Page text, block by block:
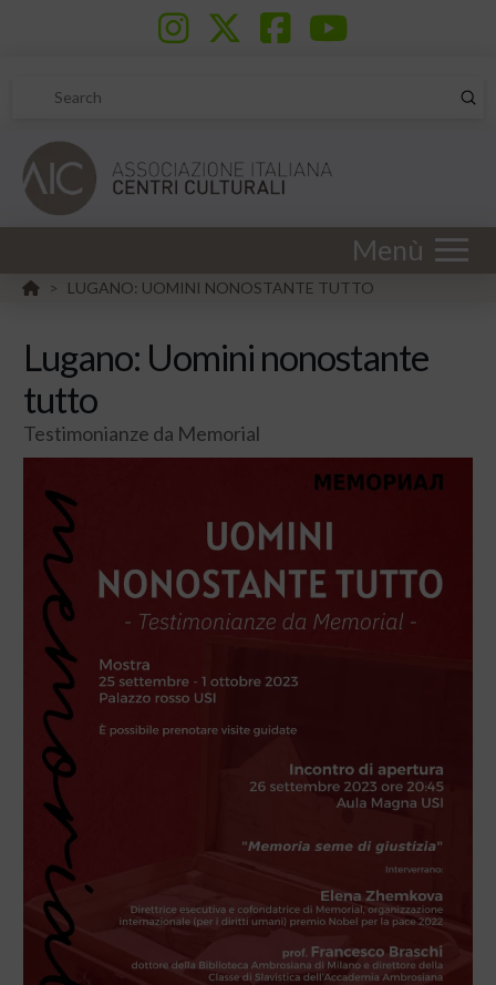
Search
Menù
HOME
> LUGANO: UOMINI NONOSTANTE TUTTO
Lugano: Uomini nonostante
tutto
Testimonianze da Memorial